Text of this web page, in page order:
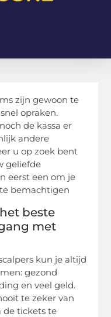
zijn gewoon te
opraken.
de kassa er
andere
u op zoek bent
geliefde
eerst een om je
bemachtigen
beste
met
kun je altijd
gezond
en veel geld.
te zeker van
de tickets te